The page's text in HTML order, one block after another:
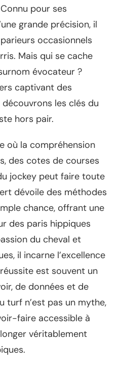
pour ses
grande précision, il
occasionnels
Mais qui se cache
évocateur ?
captivant des
les clés du
hors pair.
où la compréhension
des cotes de courses
jockey peut faire toute
dévoile des méthodes
chance, offrant une
des paris hippiques
du cheval et
il incarne l’excellence
est souvent un
de données et de
turf n’est pas un mythe,
faire accessible à
véritablement